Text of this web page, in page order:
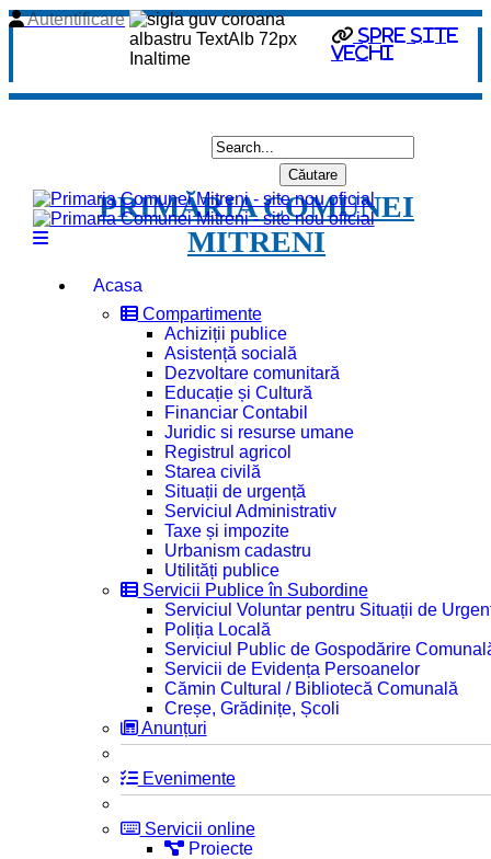
spre site
vechi
Autentificare
PRIMĂRIA COMUNEI
MITRENI
Acasa
Compartimente
Achiziții publice
Asistență socială
Dezvoltare comunitară
Educație și Cultură
Financiar Contabil
Juridic si resurse umane
Registrul agricol
Starea civilă
Situații de urgență
Serviciul Administrativ
Taxe și impozite
Urbanism cadastru
Utilități publice
Servicii Publice în Subordine
Serviciul Voluntar pentru Situații de
Poliția Locală
Serviciul Public de Gospodărire
Servicii de Evidența Persoanelor
Cămin Cultural / Bibliotecă Comunală
Creșe, Grădinițe, Școli
Anunțuri
Evenimente
Servicii online
Proiecte